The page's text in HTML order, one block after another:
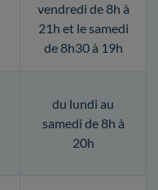
vendredi de 8h à
21h et le samedi
de 8h30 à 19h
du lundi au
samedi de 8h à
20h